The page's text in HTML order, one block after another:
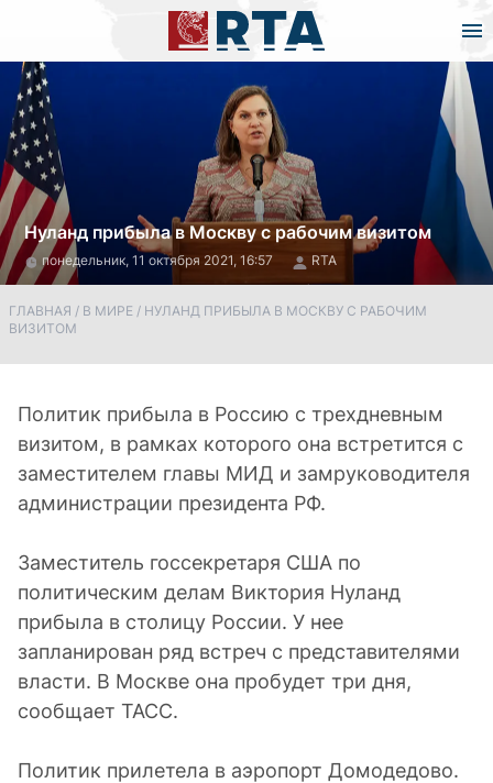
Нуланд прибыла в Москву с рабочим визитом
понедельник, 11 октября 2021, 16:57 RTA
ГЛАВНАЯ / В МИРЕ / НУЛАНД ПРИБЫЛА В МОСКВУ С РАБОЧИМ
ВИЗИТОМ
Политик прибыла в Россию с трехдневным
визитом, в рамках которого она встретится с
заместителем главы МИД и замруководителя
администрации президента РФ.
Заместитель госсекретаря США по
политическим делам Виктория Нуланд
прибыла в столицу России. У нее
запланирован ряд встреч с представителями
власти. В Москве она пробудет три дня,
сообщает ТАСС.
Политик прилетела в аэропорт Домодедово.